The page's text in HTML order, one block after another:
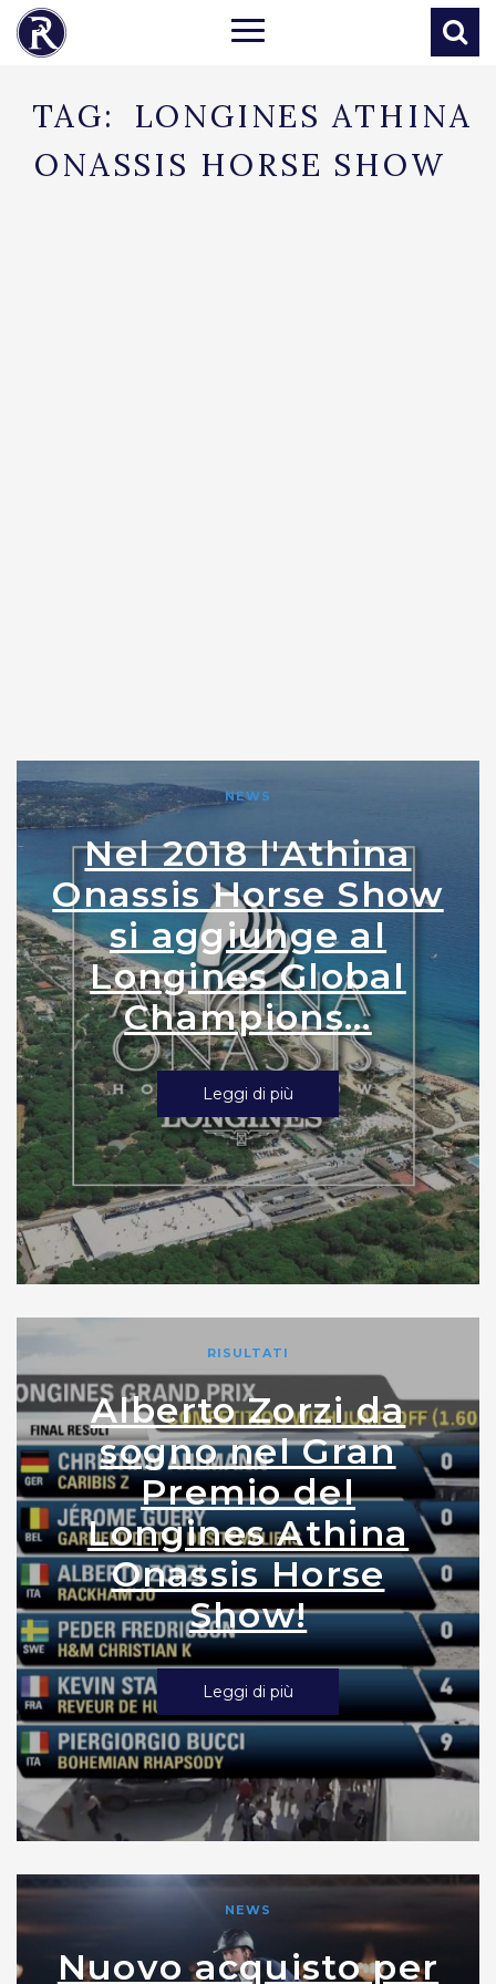
TAG:
LONGINES ATHINA
ONASSIS HORSE SHOW
NEWS
Nel 2018 l'Athina
Onassis Horse Show
si aggiunge al
Longines Global
Champions...
Leggi di più
RISULTATI
Alberto Zorzi da
sogno nel Gran
Premio del
Longines Athina
Onassis Horse
Show!
Leggi di più
NEWS
Nuovo acquisto per